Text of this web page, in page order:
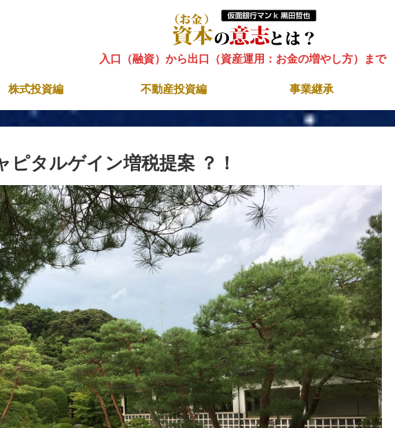
入口（融資）から出口（資産運用：お金の増やし方）まで
株式投資編 不動産投資編 事業継承
ピタルゲイン増税提案 ？！